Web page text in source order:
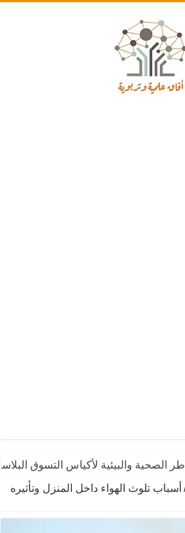
الصحية والبيئية لأكياس التسوق
أسباب تلوث الهواء داخل المنزل وتأثيره